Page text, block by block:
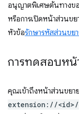
อนุญาตพิเศษต้นทางขอ
หรือการเปิดหน้าส่วนข
หัวข้อรักษารหัสส่วนขย
การทดสอบหน้
คุณเข้าถึงหน้าส่วนขยา
extension://